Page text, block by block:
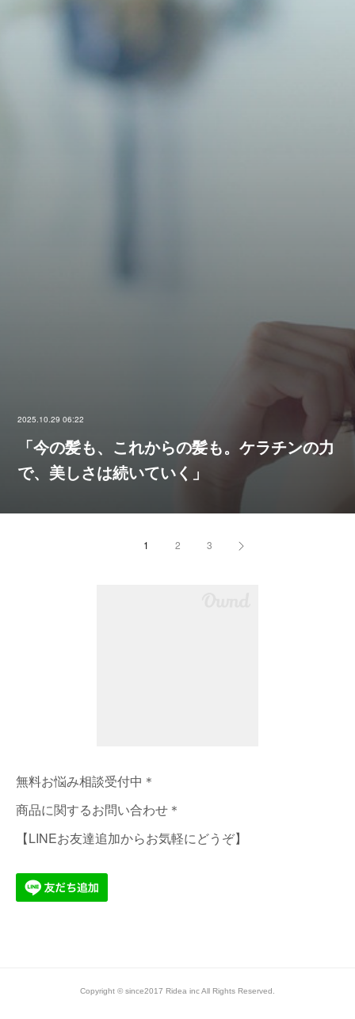
2025.10.29 06:22
「今の髪も、これからの髪も。ケラチンの力
で、美しさは続いていく」
1 2 3
無料お悩み相談受付中＊
商品に関するお問い合わせ＊
【LINEお友達追加からお気軽にどうぞ】
Copyright © since2017 Ridea inc All Rights Reserved.